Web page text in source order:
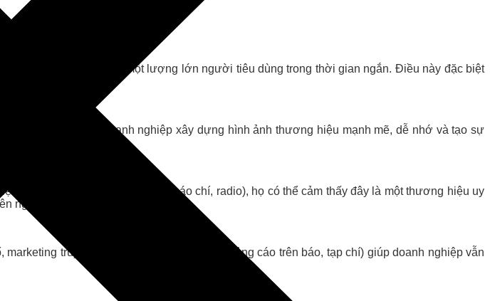
giúp tiếp cận được một lượng lớn người tiêu dùng trong thời gian ngắn. Điều này đặc biệt
quảng cáo giúp doanh nghiệp xây dựng hình ảnh thương hiệu mạnh mẽ, dễ nhớ và tạo sự
truyền thông lớn (truyền hình, báo chí, radio), họ có thể cảm thấy đây là một thương hiệu uy
nghiệp cao.
truyền thống (như thư trực tiếp, quảng cáo trên báo, tạp chí) giúp doanh nghiệp vẫn